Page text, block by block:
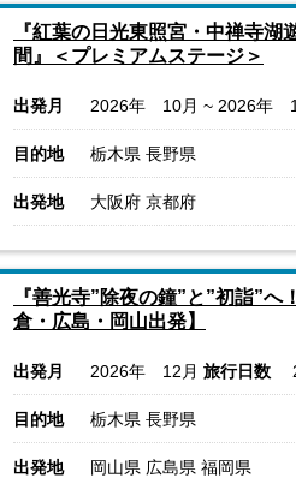
『紅葉の日光東照宮・中禅寺
間』＜プレミアムステージ＞
出発月 2026年 10月 ~ 2026年
目的地 栃木県 長野県
出発地 大阪府 京都府
『善光寺”除夜の鐘”と”初詣”
倉・広島・岡山出発】
出発月 2026年 12月 旅行日数
目的地 栃木県 長野県
出発地 岡山県 広島県 福岡県